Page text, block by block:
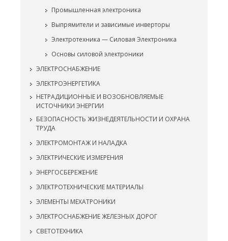
Промышленная электроника
Выпрямители и зависимые инверторы
Электротехника — Силовая Электроника
Основы силовой электроники
ЭЛЕКТРОСНАБЖЕНИЕ
ЭЛЕКТРОЭНЕРГЕТИКА
НЕТРАДИЦИОННЫЕ И ВОЗОБНОВЛЯЕМЫЕ
ИСТОЧНИКИ ЭНЕРГИИ
БЕЗОПАСНОСТЬ ЖИЗНЕДЕЯТЕЛЬНОСТИ И ОХРАНА
ТРУДА
ЭЛЕКТРОМОНТАЖ И НАЛАДКА
ЭЛЕКТРИЧЕСКИЕ ИЗМЕРЕНИЯ
ЭНЕРГОСБЕРЕЖЕНИЕ
ЭЛЕКТРОТЕХНИЧЕСКИЕ МАТЕРИАЛЫ
ЭЛЕМЕНТЫ МЕХАТРОНИКИ
ЭЛЕКТРОСНАБЖЕНИЕ ЖЕЛЕЗНЫХ ДОРОГ
СВЕТОТЕХНИКА